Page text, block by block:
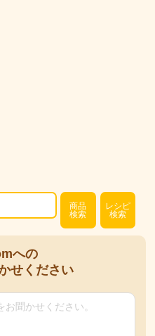
商品
検索
レシピ
検索
への
せください